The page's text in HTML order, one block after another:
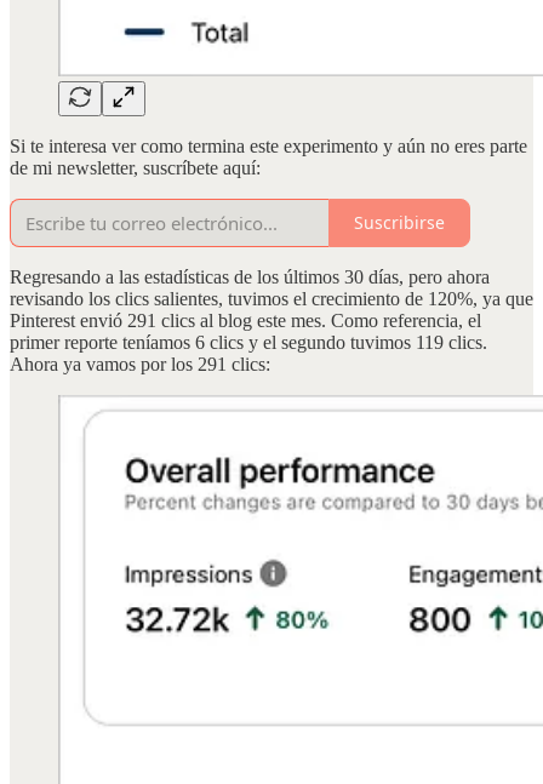
Si te interesa ver como termina este experimento y aún no eres parte
de mi newsletter, suscríbete aquí:
Suscribirse
Regresando a las estadísticas de los últimos 30 días, pero ahora
revisando los clics salientes, tuvimos el crecimiento de 120%, ya que
Pinterest envió 291 clics al blog este mes. Como referencia, el
primer reporte teníamos 6 clics y el segundo tuvimos 119 clics.
Ahora ya vamos por los 291 clics: